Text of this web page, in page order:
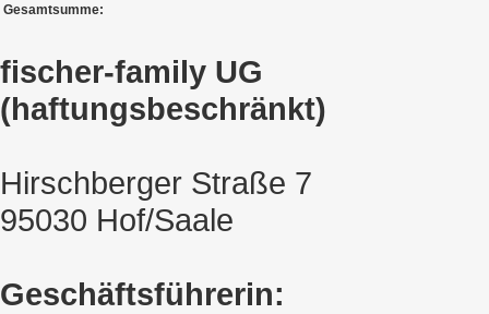
Gesamtsumme:
fischer-family UG
(haftungsbeschränkt)
Hirschberger Straße 7
95030 Hof/Saale
Geschäftsführerin: